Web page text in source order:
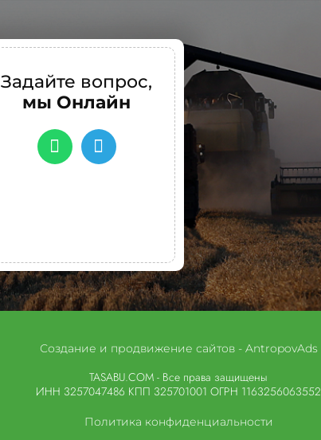
Задайте вопрос,
мы Онлайн
Создание и продвижение сайтов - AntropovAds
TASABU.COM - Все права защищены
ИНН 3257047486 КПП 325701001 ОГРН 1163256063552
Политика конфиденциальности